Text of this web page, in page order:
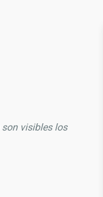
son visibles los